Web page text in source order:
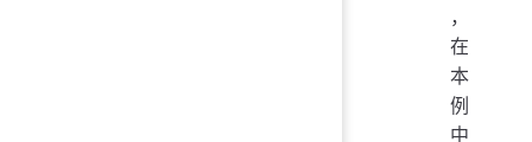
，
在
本
例
中